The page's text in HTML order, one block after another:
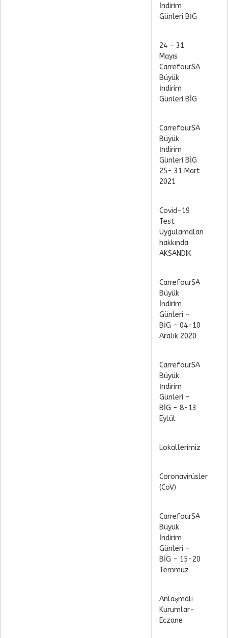
İndirim
Günleri BİG
24 - 31
Mayıs
CarrefourSA
Büyük
İndirim
Günleri BİG
CarrefourSA
Büyük
İndirim
Günleri BİG
25- 31 Mart
2021
Covid-19
Test
Uygulamaları
hakkında
AKSANDIK
CarrefourSA
Büyük
İndirim
Günleri -
BİG - 04-10
Aralık 2020
CarrefourSA
Büyük
İndirim
Günleri -
BİG - 8-13
Eylül
Lokallerimiz
Coronavirüsler
(CoV)
CarrefourSA
Büyük
İndirim
Günleri -
BİG - 15-20
Temmuz
Anlaşmalı
Kurumlar-
Eczane